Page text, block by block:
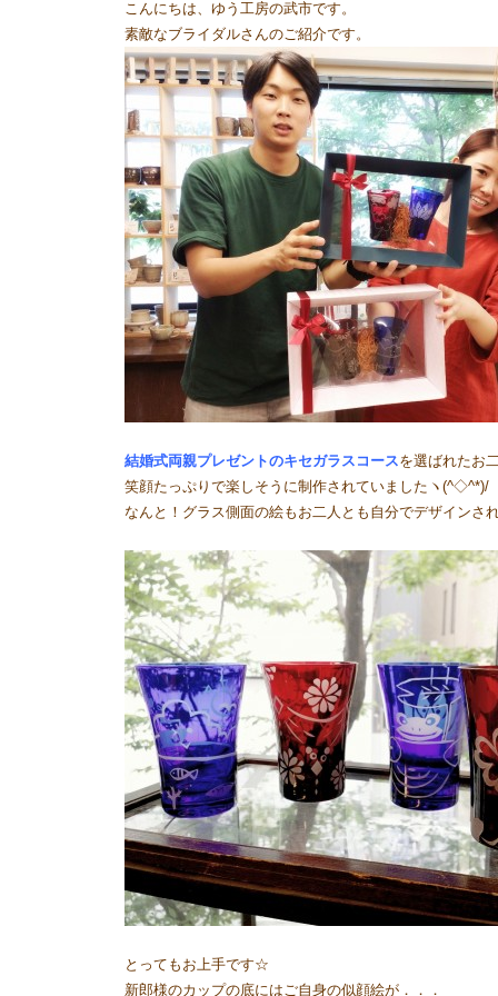
こんにちは、ゆう工房の武市です。
素敵なブライダルさんのご紹介です。
結婚式両親プレゼントのキセガラスコースを選ばれたお
笑顔たっぷりで楽しそうに制作されていましたヽ(^◇^*)/
なんと！グラス側面の絵もお二人とも自分でデザインさ
とってもお上手です☆
新郎様のカップの底にはご自身の似顔絵が．．．